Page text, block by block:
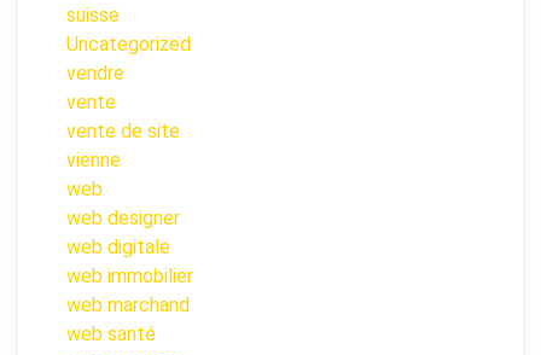
suisse
Uncategorized
vendre
vente
vente de site
vienne
web
web designer
web digitale
web immobilier
web marchand
web santé